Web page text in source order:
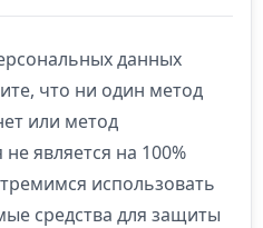
данных
что ни один метод
или метод
является на 100%
использовать
средства для защиты